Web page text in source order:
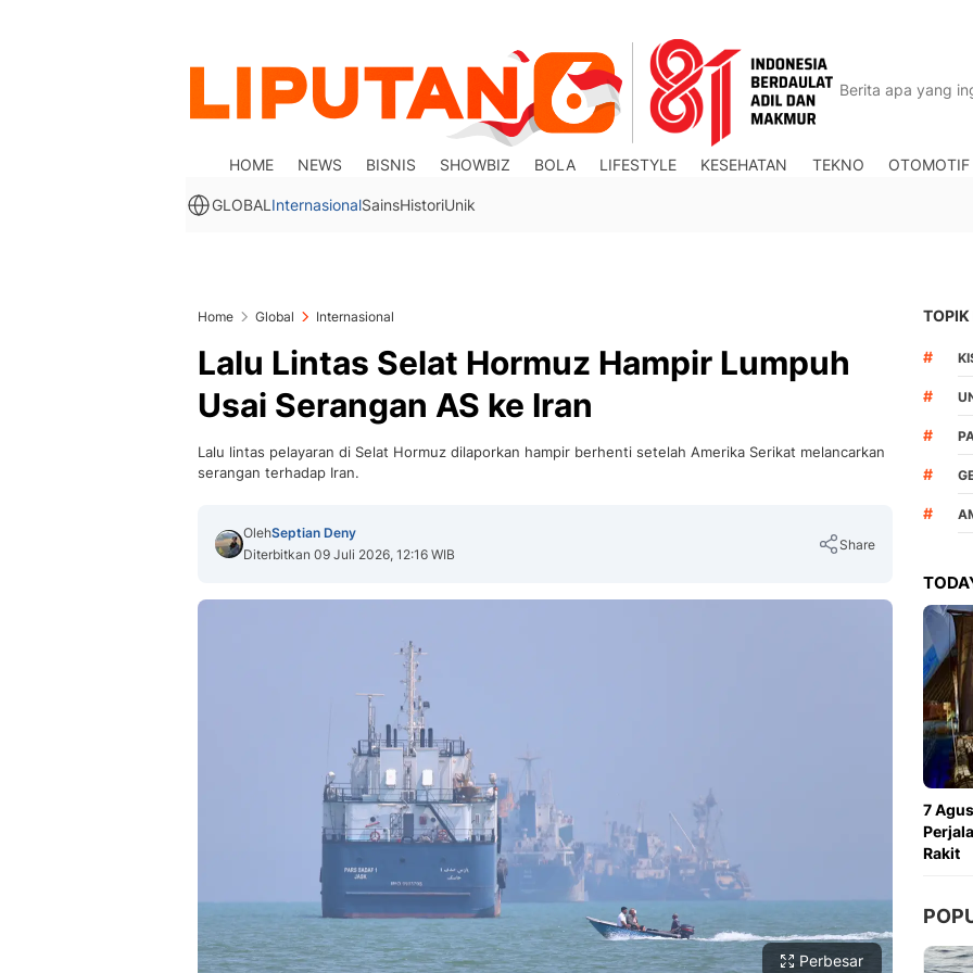
HOME NEWS BISNIS SHOWBIZ BOLA LIFESTYLE KESEHATAN TEKNO OTOMOTIF
GLOBAL InternasionalSainsHistoriUnik
Home Global Internasional
Lalu Lintas Selat Hormuz Hampir Lumpuh
Usai Serangan AS ke Iran
Lalu lintas pelayaran di Selat Hormuz dilaporkan hampir berhenti setelah Amerika Serikat melancarkan
serangan terhadap Iran.
OlehSeptian Deny
Diterbitkan 09 Juli 2026, 12:16 WIB
Share
Perbesar
TOPIK
#
#
#
#
#
7
Rakit